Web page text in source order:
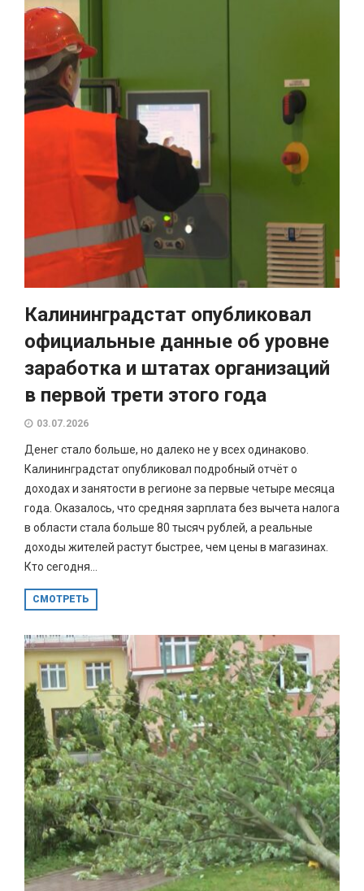
Калининградстат опубликовал
официальные данные об уровне
заработка и штатах организаций
в первой трети этого года
03.07.2026
Денег стало больше, но далеко не у всех одинаково.
Калининградстат опубликовал подробный отчёт о
доходах и занятости в регионе за первые четыре месяца
года. Оказалось, что средняя зарплата без вычета налога
в области стала больше 80 тысяч рублей, а реальные
доходы жителей растут быстрее, чем цены в магазинах.
Кто сегодня...
СМОТРЕТЬ